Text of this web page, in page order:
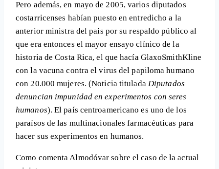
Pero además, en mayo de 2005, varios diputados
costarricenses habían puesto en entredicho a la
anterior ministra del país por su respaldo público al
que era entonces el mayor ensayo clínico de la
historia de Costa Rica, el que hacía GlaxoSmithKline
con la vacuna contra el virus del papiloma humano
con 20.000 mujeres. (Noticia titulada Diputados
denuncian impunidad en experimentos con seres
humanos). El país centroamericano es uno de los
paraísos de las multinacionales farmacéuticas para
hacer sus experimentos en humanos.
Como comenta Almodóvar sobre el caso de la actual